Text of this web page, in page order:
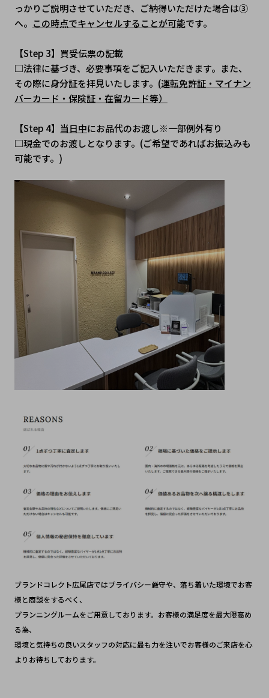
っかりご説明させていただき、ご納得いただけた場合は③
へ。 この時点でキャンセルすることが可能です。
【Step 3】買受伝票の記載
□法律に基づき、必要事項をご記入いただきます。また、
その際に身分証を拝見いたします。 (運転免許証・マイナン
バーカード・保険証・在留カード等）
【Step 4】 当日中にお品代のお渡し※一部例外有り
□現金でのお渡しとなります。(ご希望であればお振込みも
可能です。)
ブランドコレクト広尾店ではプライバシー厳守や、落ち着いた環境でお客
様と商談をするべく、
プランニングルームをご用意しております。お客様の満足度を最大限高め
る為、
環境と気持ちの良いスタッフの対応に最も力を注いでお客様のご来店を心
よりお待ちしております。